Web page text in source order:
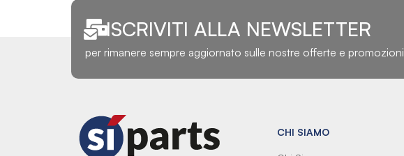
ISCRIVITI ALLA NEWSLETTER
per rimanere sempre aggiornato sulle nostre offerte e promozioni
CHI SIAMO